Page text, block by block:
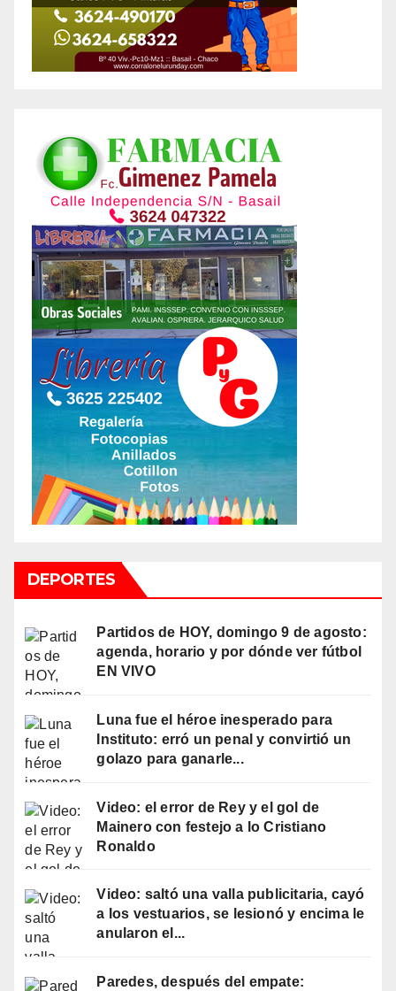
DEPORTES
Partidos de HOY, domingo 9 de agosto:
agenda, horario y por dónde ver fútbol
EN VIVO
Luna fue el héroe inesperado para
Instituto: erró un penal y convirtió un
golazo para ganarle...
Video: el error de Rey y el gol de
Mainero con festejo a lo Cristiano
Ronaldo
Video: saltó una valla publicitaria, cayó
a los vestuarios, se lesionó y encima le
anularon el...
Paredes, después del empate: